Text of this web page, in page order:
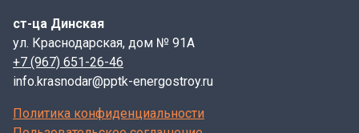
ст-ца Динская
ул. Краснодарская, дом № 91А
+7 (967) 651-26-46
info.krasnodar@pptk-energostroy.ru
Политика конфиденциальности